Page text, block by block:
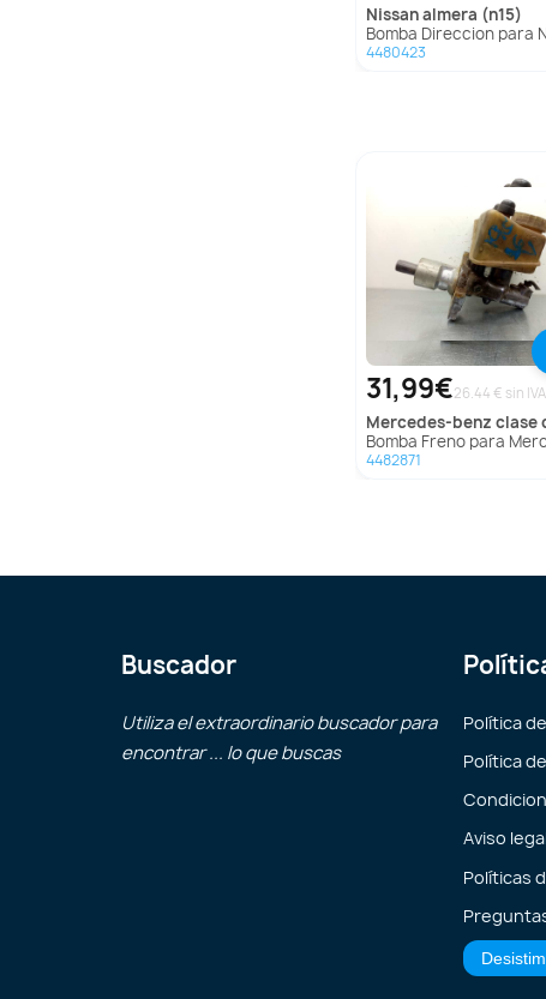
nissanalmera (n15)
Bomba Direccion para Nissan Almera
4480423
31,99€26.44 € sin IVA
mercedes-benz clase c (w201)
Bomba Freno para Mercedes-Benz Clase C (W201)
4482871
Buscador
Utiliza el extraordinario buscador para
encontrar ... lo que buscas
Política
Política
Aviso legal
Políticas